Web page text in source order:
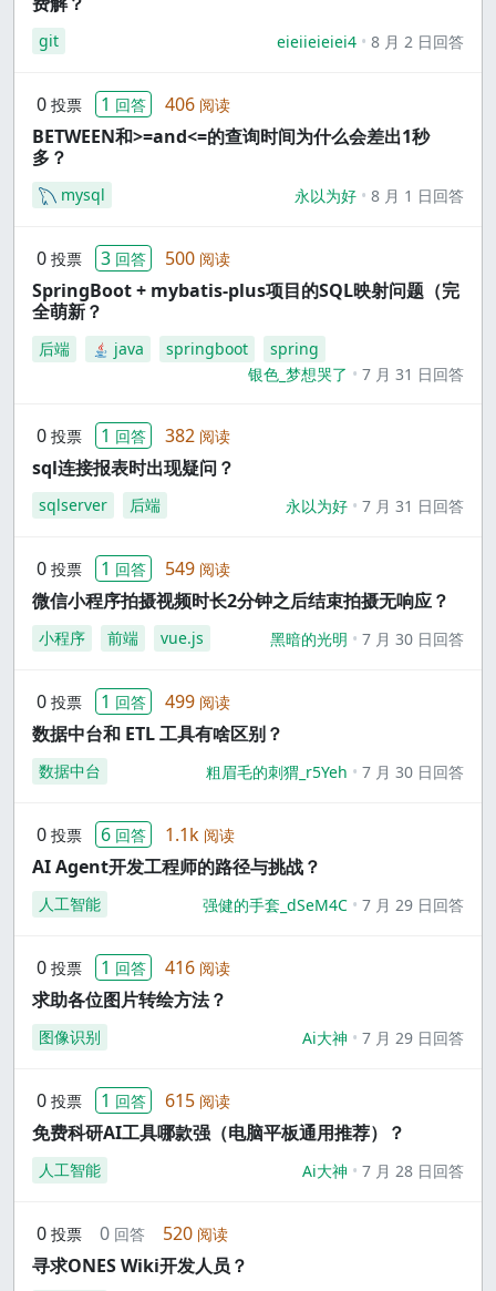
git eieiieieiei4 8 月 2 日回答
0 投票 1 回答 406 阅读
BETWEEN和>=and<=的查询时间为什么会差出1秒
多？
mysql 永以为好 8 月 1 日回答
0 投票 3 回答 500 阅读
SpringBoot + mybatis-plus项目的SQL映射问题（完
全萌新？
后端 java springboot
spring
银色_梦想哭了
7 月 31 日回答
0 投票 1 回答 382 阅读
sql连接报表时出现疑问？
sqlserver 后端 永以为好 7 月 31 日回答
0 投票 1 回答 549 阅读
微信小程序拍摄视频时长2分钟之后结束拍摄无响应？
小程序 前端 vue.js 黑暗的光明 7 月 30 日回答
0 投票 1 回答 499 阅读
数据中台和 ETL 工具有啥区别？
数据中台 粗眉毛的刺猬_r5Yeh 7 月 30 日回答
0 投票 6 回答 1.1k 阅读
AI Agent开发工程师的路径与挑战？
人工智能 强健的手套_dSeM4C 7 月 29 日回答
0 投票 1 回答 416 阅读
求助各位图片转绘方法？
图像识别 Ai大神 7 月 29 日回答
0 投票 1 回答 615 阅读
免费科研AI工具哪款强（电脑平板通用推荐）？
人工智能 Ai大神 7 月 28 日回答
0 投票 0 回答 520 阅读
寻求ONES Wiki开发人员？